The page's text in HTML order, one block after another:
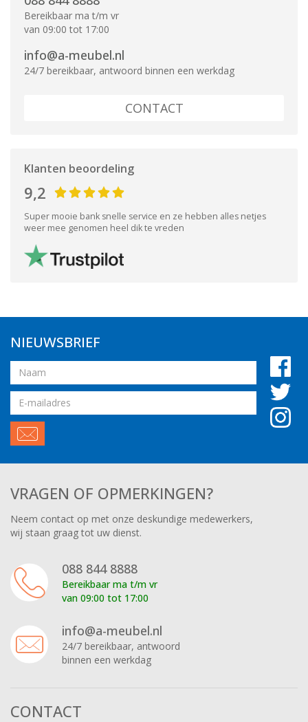
Bereikbaar ma t/m vr
van 09:00 tot 17:00
info@a-meubel.nl
24/7 bereikbaar, antwoord binnen een werkdag
CONTACT
Klanten beoordeling
9,2
Super mooie bank snelle service en ze hebben alles netjes
weer mee genomen heel dik te vreden
NIEUWSBRIEF
Naam
Email
VRAGEN OF OPMERKINGEN?
Neem contact op met onze deskundige medewerkers,
wij staan graag tot uw dienst.
088 844 8888
Bereikbaar ma t/m vr
van 09:00 tot 17:00
info@a-meubel.nl
24/7 bereikbaar, antwoord
binnen een werkdag
CONTACT